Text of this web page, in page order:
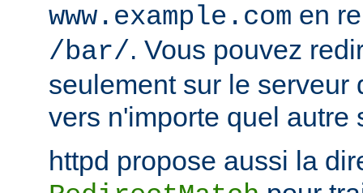
www.example.com en
/bar/. Vous pouvez
seulement sur le serveur
vers n'importe quel autre
httpd propose aussi la